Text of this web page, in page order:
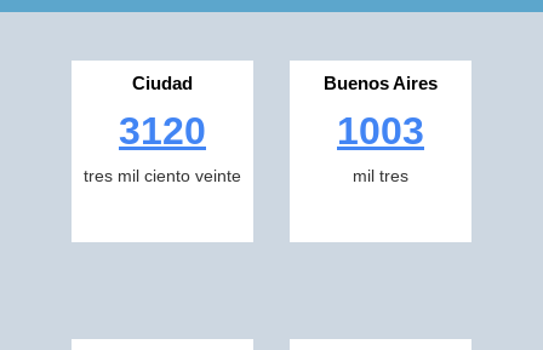
Ciudad
3120
tres mil ciento veinte
Buenos Aires
1003
mil tres